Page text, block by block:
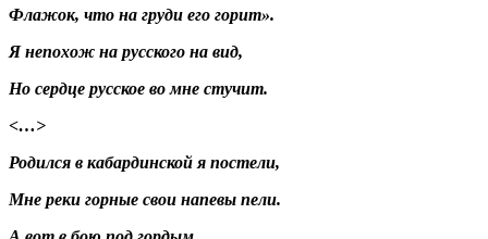
Флажок, что на груди его горит».
Я непохож на русского на вид,
Но сердце русское во мне стучит.
<…>
Родился в кабардинской я постели,
Мне реки горные свои напевы пели.